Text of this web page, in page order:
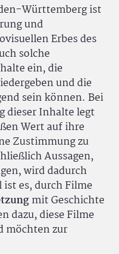
Württemberg ist
und
Erbes des
solche
ein, die
und die
sein können. Bei
dieser Inhalte legt
Wert auf ihre
Zustimmung zu
Aussagen,
wird dadurch
ist es, durch Filme
mit Geschichte
dazu, diese Filme
möchten zur